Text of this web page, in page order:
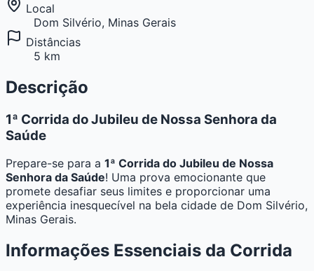
Local
Dom Silvério, Minas Gerais
Distâncias
5 km
Descrição
1ª Corrida do Jubileu de Nossa Senhora da
Saúde
Prepare-se para a 1ª Corrida do Jubileu de Nossa
Senhora da Saúde! Uma prova emocionante que
promete desafiar seus limites e proporcionar uma
experiência inesquecível na bela cidade de Dom Silvério,
Minas Gerais.
Informações Essenciais da Corrida